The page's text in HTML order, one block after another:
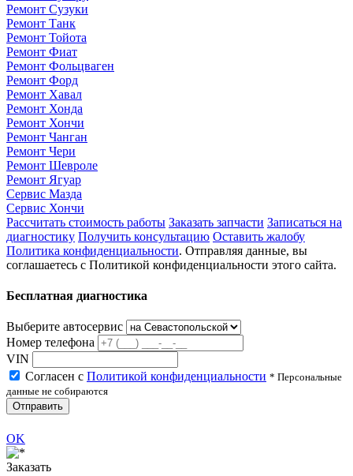
Ремонт Сузуки
Ремонт Танк
Ремонт Тойота
Ремонт Фиат
Ремонт Фольцваген
Ремонт Форд
Ремонт Хавал
Ремонт Хонда
Ремонт Хончи
Ремонт Чанган
Ремонт Чери
Ремонт Шевроле
Ремонт Ягуар
Сервис Мазда
Сервис Хончи
Рассчитать стоимость работы Заказать запчасти Записаться на
диагностику Получить консультацию Оставить жалобу
Политика конфиденциальности. Отправляя данные, вы
соглашаетесь с Политикой конфиденциальности этого сайта.
Бесплатная диагностика
Выберите автосервис
Номер телефона
VIN
Согласен с Политикой конфиденциальности * Персональные
данные не собираются
Отправить
OK
Заказать